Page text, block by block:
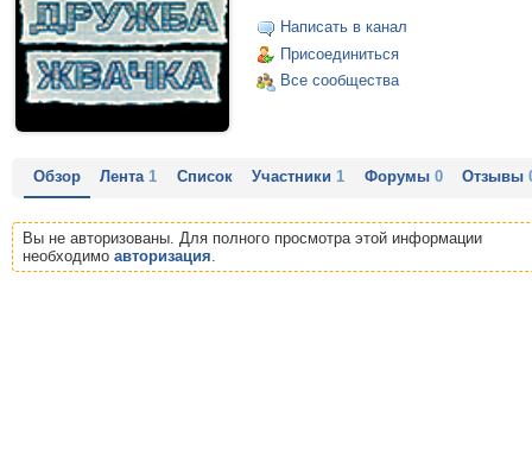
Написать в канал
Присоединиться
Все сообщества
Обзор Лента1 Список Участники1 Форумы 0 Отзывы
Вы не авторизованы. Для полного просмотра этой информации
необходимо авторизация.